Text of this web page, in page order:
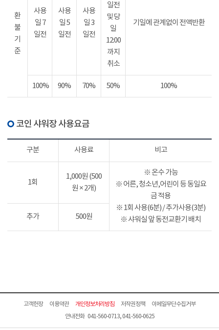
환
불
기
준
사용
일 7
일전
사용
일 5
일전
사용
일 3
일전
일전
및 당
일
12:00
까지
취소
기일에 관계없이 전액반환
100% 90% 70% 50% 100%
코인 샤워장 사용요금
구분 사용료 비고
1회
1,000원 (500
원 × 2개)
※ 온수 가능
※ 어른, 청소년,어린이 등 동일요
금 적용
※ 1회 사용(6분) / 추가사용(3분)
※ 샤워실 앞 동전교환기 배치
추가 500원
고객헌장 이용약관 개인정보처리방침 저작권정책
이메일무단수집거부
안내전화 041-560-0713, 041-560-0625